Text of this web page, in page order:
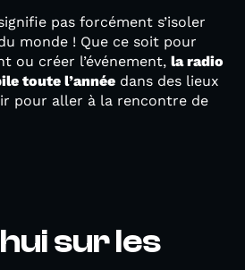
pas forcément s’isoler
monde ! Que ce soit pour
ou créer l’événement, la radio
toute l’année dans des lieux
pour aller à la rencontre de
sur les